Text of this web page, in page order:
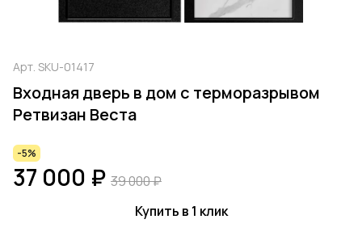
Арт. SKU-01417
Входная дверь в дом с терморазрывом
Ретвизан Веста
-5%
37 000 ₽ 39 000 ₽
Купить в 1 клик